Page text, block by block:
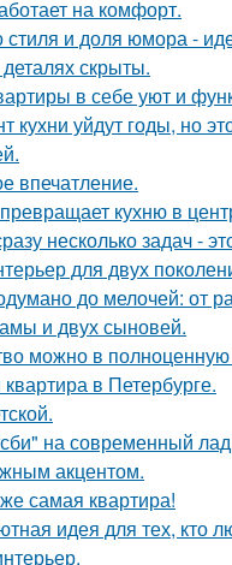
на комфорт.
стиля и доля юмора -
скрыты.
в себе уют и
кухни уйдут годы, но
впечатление.
кухню в
несколько задач -
для двух
до мелочей: от
и двух сыновей.
можно в
в Петербурге.
на современный
акцентом.
самая квартира!
идея для тех, кто